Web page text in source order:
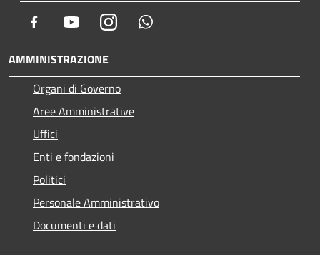
Facebook YoutubeInstagram
AMMINISTRAZIONE
Organi di Governo
Aree Amministrative
Uffici
Enti e fondazioni
Politici
Personale Amministrativo
Documenti e dati